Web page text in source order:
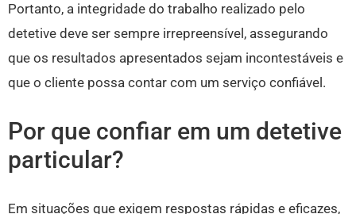
Portanto, a integridade do trabalho realizado pelo
detetive deve ser sempre irrepreensível, assegurando
que os resultados apresentados sejam incontestáveis e
que o cliente possa contar com um serviço confiável.
Por que confiar em um detetive
particular?
Em situações que exigem respostas rápidas e eficazes,